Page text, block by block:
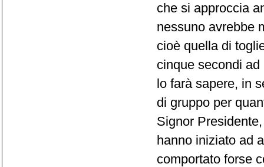
che si approccia
nessuno avrebbe
cioè quella di
cinque secondi
lo farà sapere, in
di gruppo per
Signor
hanno iniziato ad
comportato forse